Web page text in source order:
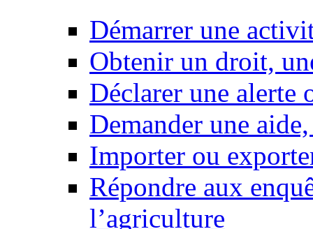
Démarrer une
Obtenir un droit,
Déclarer une alerte
Demander une
Importer ou
Répondre aux
l’agriculture